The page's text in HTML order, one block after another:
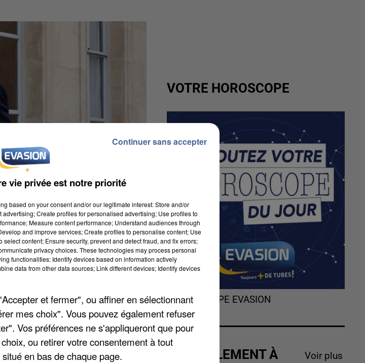
la Cohésion des Territoires se
le projet. Il en profitera
construction. Il visitera
en bois massif bas
sur place en début d'après-
VOTRE HOROSCOPE
L'HOROSCOPE EVASION
ACTUELLEMENT À
Voir plus
vie privée est notre priorité
based on your consent and/or our legitimate interest: Store and/or
Create profiles for personalised advertising; Use profiles to
Measure content performance; Understand audiences through
and improve services; Create profiles to personalise content; Use
content; Ensure security, prevent and detect fraud, and fix errors;
privacy choices. These technologies may process personal
functionalities: Identify devices based on information actively
data from other data sources; Link different devices; Identify devices
et fermer", ou affiner en sélectionnant
mes choix". Vous pouvez également refuser
Vos préférences ne s'appliqueront que pour
ou retirer votre consentement à tout
en bas de chaque page.
Continuer sans accepter